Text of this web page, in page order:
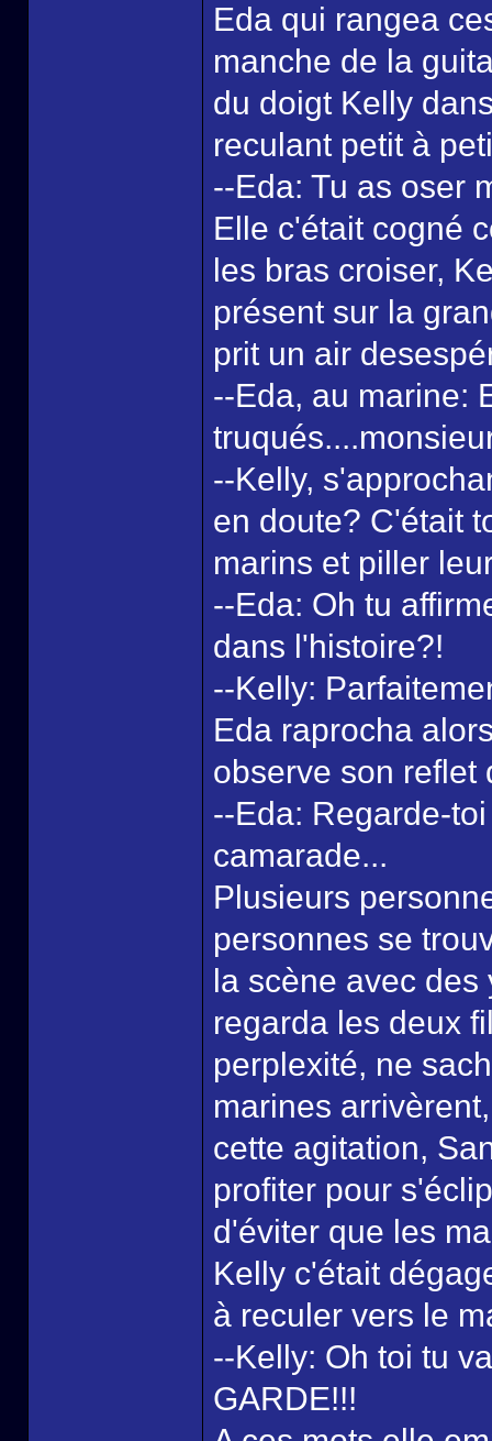
Eda qui rangea
manche de la
du doigt Kelly
reculant petit à
--Eda: Tu as oser
Elle c'était cogné
les bras croiser,
présent sur la
prit un air
--Eda, au marine:
--Kelly,
en doute? C'était
marins et piller
--Eda: Oh tu
dans l'histoire?!
--Kelly:
Eda raprocha
observe son reflet
--Eda: Regarde-
camarade...
Plusieurs
personnes se
la scène avec
regarda les deux
perplexité, ne
marines
cette agitation,
profiter pour
d'éviter que les
Kelly c'était
à reculer vers le
--Kelly: Oh toi tu
GARDE!!!